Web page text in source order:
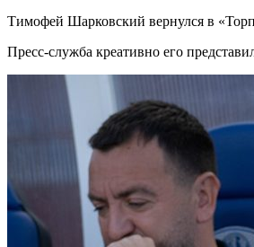
Тимофей Шарковский вернулся в
Пресс-служба креативно его